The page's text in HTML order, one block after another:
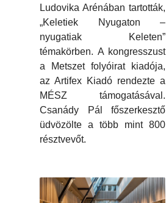
Ludovika Arénában tartották,
„Keletiek Nyugaton –
nyugatiak Keleten”
témakörben. A kongresszust
a Metszet folyóirat kiadója,
az Artifex Kiadó rendezte a
MÉSZ támogatásával.
Csanády Pál főszerkesztő
üdvözölte a több mint 800
résztvevőt.